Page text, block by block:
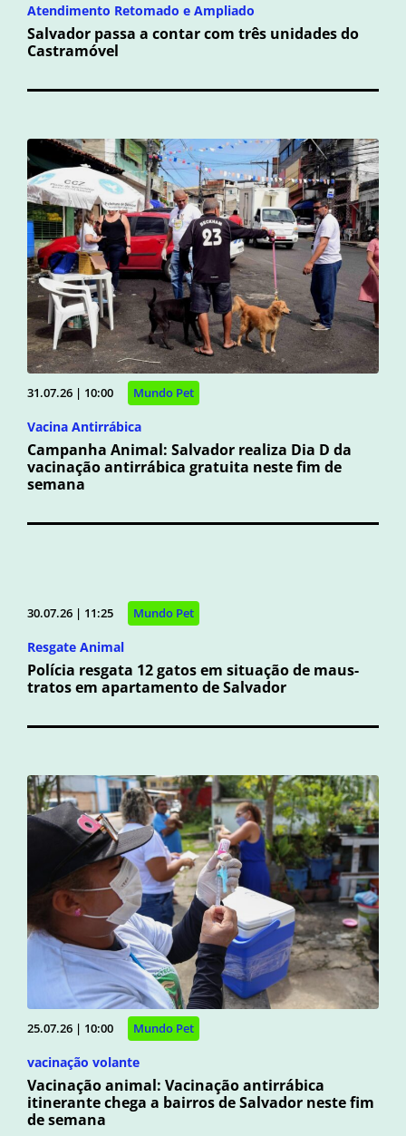
Atendimento Retomado e Ampliado
Salvador passa a contar com três unidades do
Castramóvel
31.07.26 | 10:00 Mundo Pet
Vacina Antirrábica
Campanha Animal: Salvador realiza Dia D da
vacinação antirrábica gratuita neste fim de
semana
30.07.26 | 11:25 Mundo Pet
Resgate Animal
Polícia resgata 12 gatos em situação de maus-
tratos em apartamento de Salvador
25.07.26 | 10:00 Mundo Pet
vacinação volante
Vacinação animal: Vacinação antirrábica
itinerante chega a bairros de Salvador neste fim
de semana